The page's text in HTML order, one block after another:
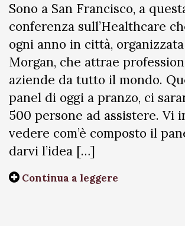
Sono a San Francisco, a
conferenza sull’Healthcare
ogni anno in città, organizzata
Morgan, che attrae
aziende da tutto il mondo.
panel di oggi a pranzo, ci
500 persone ad assistere. Vi
vedere com’è composto il
darvi l’idea […]
Continua a leggere